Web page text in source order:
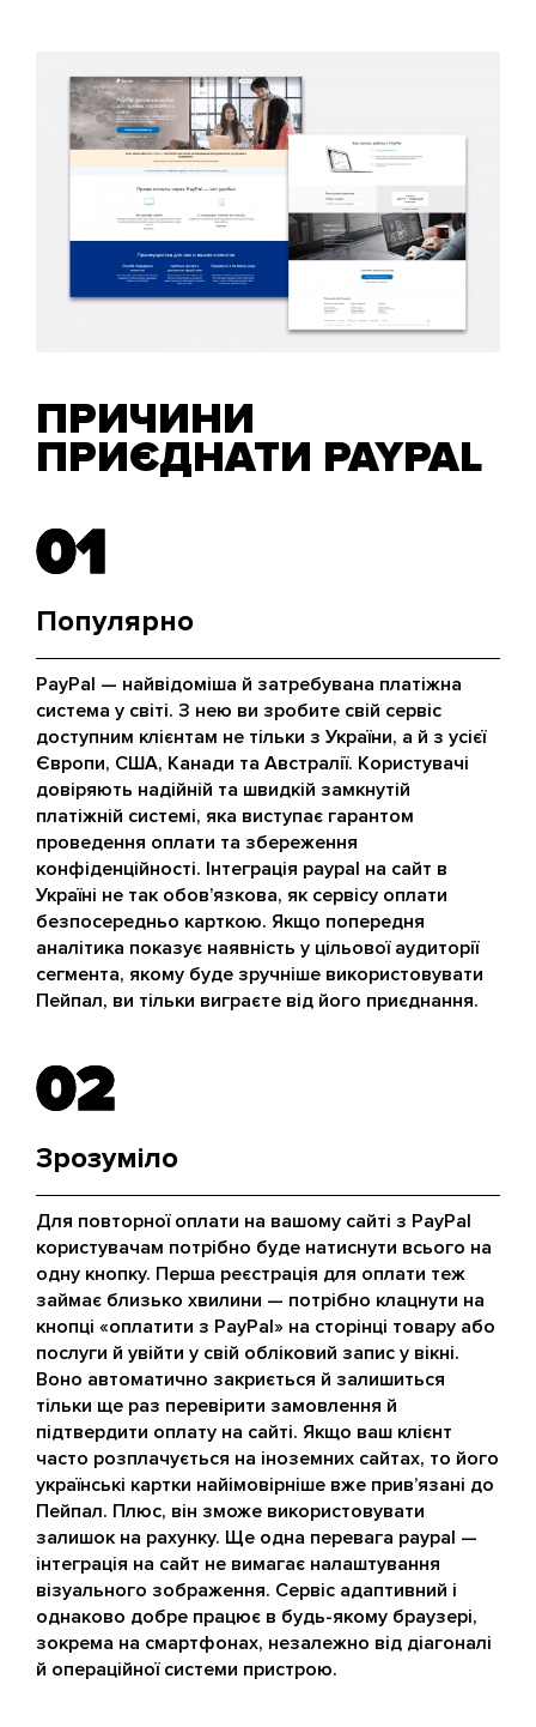
ПРИЧИНИ
ПРИЄДНАТИ PAYPAL
01
01
Популярно
PayPal — найвідоміша й затребувана платіжна
система у світі. З нею ви зробите свій сервіс
доступним клієнтам не тільки з України, а й з усієї
Європи, США, Канади та Австралії. Користувачі
довіряють надійній та швидкій замкнутій
платіжній системі, яка виступає гарантом
проведення оплати та збереження
конфіденційності. Інтеграція paypal на сайт в
Україні не так обов’язкова, як сервісу оплати
безпосередньо карткою. Якщо попередня
аналітика показує наявність у цільової аудиторії
сегмента, якому буде зручніше використовувати
Пейпал, ви тільки виграєте від його приєднання.
02
02
Зрозуміло
Для повторної оплати на вашому сайті з PayPal
користувачам потрібно буде натиснути всього на
одну кнопку. Перша реєстрація для оплати теж
займає близько хвилини — потрібно клацнути на
кнопці «оплатити з PayPal» на сторінці товару або
послуги й увійти у свій обліковий запис у вікні.
Воно автоматично закриється й залишиться
тільки ще раз перевірити замовлення й
підтвердити оплату на сайті. Якщо ваш клієнт
часто розплачується на іноземних сайтах, то його
українські картки найімовірніше вже прив’язані до
Пейпал. Плюс, він зможе використовувати
залишок на рахунку. Ще одна перевага paypal —
інтеграція на сайт не вимагає налаштування
візуального зображення. Сервіс адаптивний і
однаково добре працює в будь-якому браузері,
зокрема на смартфонах, незалежно від діагоналі
й операційної системи пристрою.